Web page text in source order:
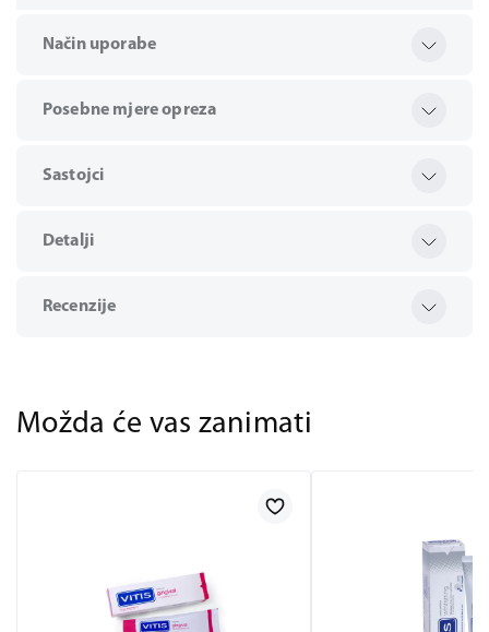
Način uporabe
Posebne mjere opreza
Sastojci
Detalji
Recenzije
Možda će vas zanimati